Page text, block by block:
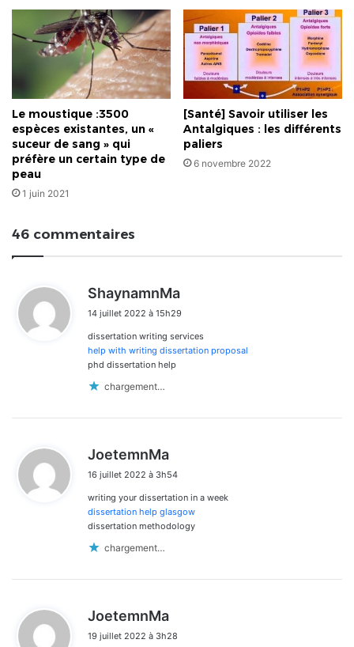
Le moustique :3500
espèces existantes, un «
suceur de sang » qui
préfère un certain type de
peau
1 juin 2021
[Santé] Savoir utiliser les
Antalgiques : les différents
paliers
6 novembre 2022
46 commentaires
ShaynamnMa
t
:
14 juillet 2022 à 15h29
dissertation writing services
help with writing dissertation proposal
phd dissertation help
chargement…
JoetemnMa
t
:
16 juillet 2022 à 3h54
writing your dissertation in a week
dissertation help glasgow
dissertation methodology
chargement…
JoetemnMa
t
19 juillet 2022 à 3h28